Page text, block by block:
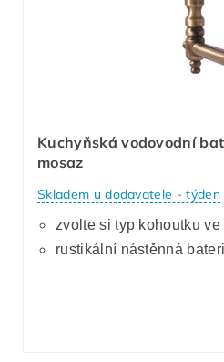
Kuchyňská vodovodní
mosaz
Skladem u dodavatele - týden
zvolte si typ kohoutku ve
rustikální nástěnná